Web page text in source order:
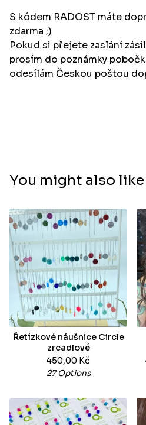
S kódem RADOST máte
zdarma ;)
Pokud si přejete zaslání
prosím do poznámky
odesílám Českou poštou
You might also like
Řetízkové náušnice Circle
zrcadlové
450,00 Kč
27 Options